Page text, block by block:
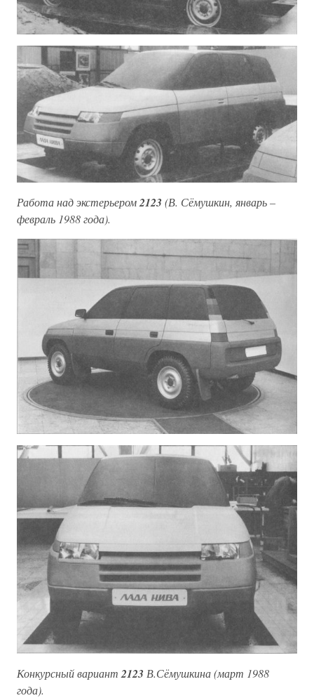
Работа над экстерьером2123 (В. Сёмушкин, январь –
февраль 1988 года).
Конкурсный вариант 2123 В.Сёмушкина (март 1988
года).